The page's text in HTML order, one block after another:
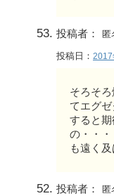
投稿者： 匿
投稿日： 2017
そろそ
てエグゼ
すると
の・・
も遠く
投稿者： 匿